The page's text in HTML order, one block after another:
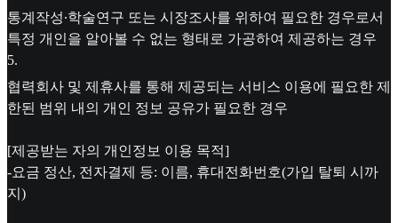
통계작성∙학술연구 또는 시장조사를 위하여 필요한 경우로서
특정 개인을 알아볼 수 없는 형태로 가공하여 제공하는 경우
5.
협력회사 및 제휴사를 통해 제공되는 서비스 이용에 필요한 제
한된 범위 내의 개인 정보 공유가 필요한 경우
[제공받는 자의 개인정보 이용 목적]
-요금 정산, 전자결제 등: 이름, 휴대전화번호(가입 탈퇴 시까
지)